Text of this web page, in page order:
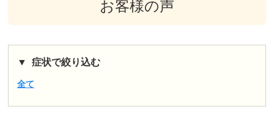
お客様の声
症状で絞り込む
全て